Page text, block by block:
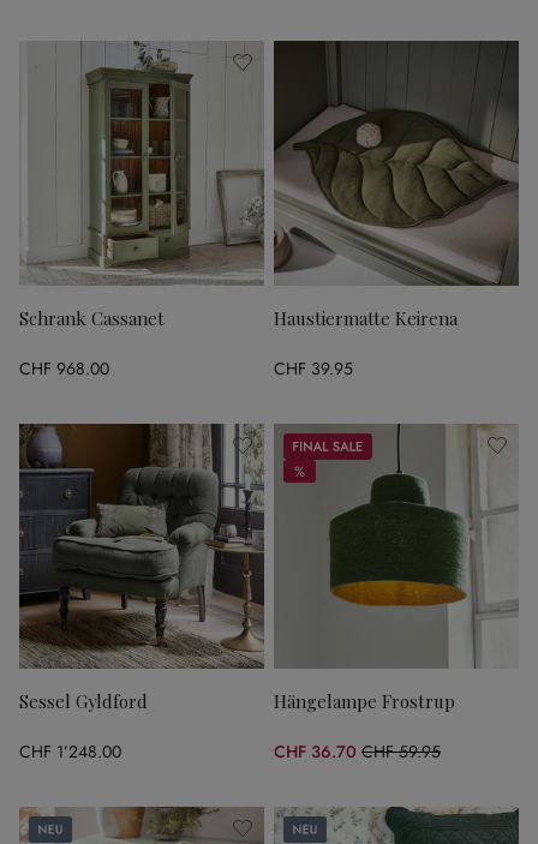
Schrank Cassanet
CHF 968.00
Haustiermatte Keirena
CHF 39.95
Sessel Gyldford
CHF 1’248.00
Sale
%
%
Hängelampe Frostrup
CHF 36.70 CHF 59.95
(38.78% gespart)
Neu Neu